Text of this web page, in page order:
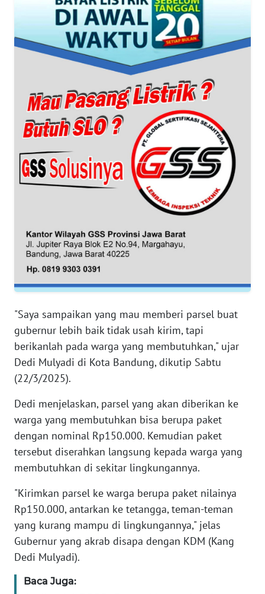
"Saya sampaikan yang mau memberi parsel buat
gubernur lebih baik tidak usah kirim, tapi
berikanlah pada warga yang membutuhkan," ujar
Dedi Mulyadi di Kota Bandung, dikutip Sabtu
(22/3/2025).
Dedi menjelaskan, parsel yang akan diberikan ke
warga yang membutuhkan bisa berupa paket
dengan nominal Rp150.000. Kemudian paket
tersebut diserahkan langsung kepada warga yang
membutuhkan di sekitar lingkungannya.
"Kirimkan parsel ke warga berupa paket nilainya
Rp150.000, antarkan ke tetangga, teman-teman
yang kurang mampu di lingkungannya," jelas
Gubernur yang akrab disapa dengan KDM (Kang
Dedi Mulyadi).
Baca Juga:
DISCLAIMER
WN
SUMUT
WN
JAKARTA
WN
BANTEN
WN
WN
KEPRI
WN
WN
PAPUA
BARAT
RIAU
WN
SERAMBI
WN
JAMBI